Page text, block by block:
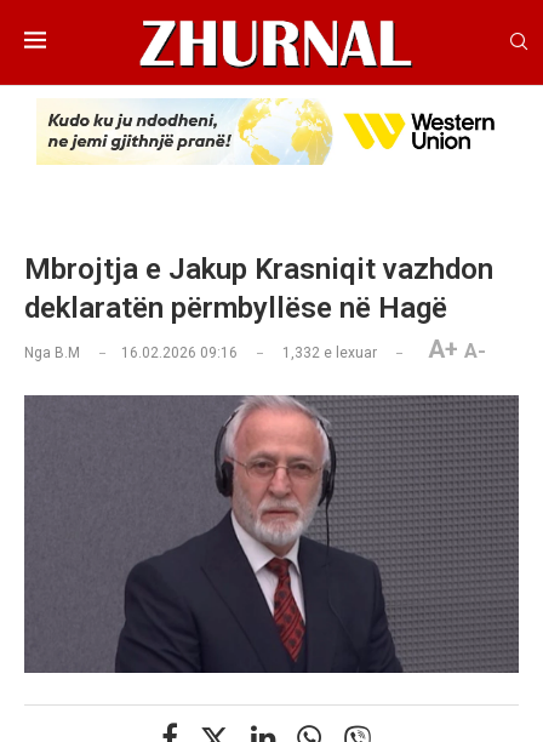
​Mbrojtja e Jakup Krasniqit vazhdon
deklaratën përmbyllëse në Hagë
Nga B.M 16.02.2026 09:16 1,332 e lexuar A+ A-